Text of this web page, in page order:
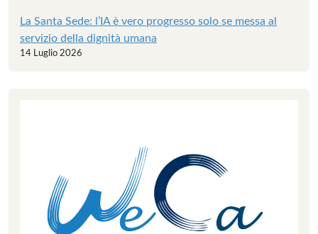
La Santa Sede: l’IA è vero progresso solo se messa al
servizio della dignità umana
14 Luglio 2026